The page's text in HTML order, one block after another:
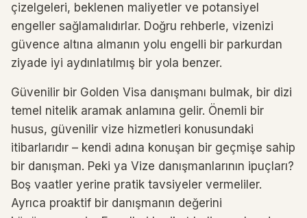
çizelgeleri, beklenen maliyetler ve potansiyel
engeller sağlamalıdırlar. Doğru rehberle, vizenizi
güvence altına almanın yolu engelli bir parkurdan
ziyade iyi aydınlatılmış bir yola benzer.
Güvenilir bir Golden Visa danışmanı bulmak, bir dizi
temel nitelik aramak anlamına gelir. Önemli bir
husus, güvenilir vize hizmetleri konusundaki
itibarlarıdır – kendi adına konuşan bir geçmişe sahip
bir danışman. Peki ya Vize danışmanlarının ipuçları?
Boş vaatler yerine pratik tavsiyeler vermeliler.
Ayrıca proaktif bir danışmanın değerini